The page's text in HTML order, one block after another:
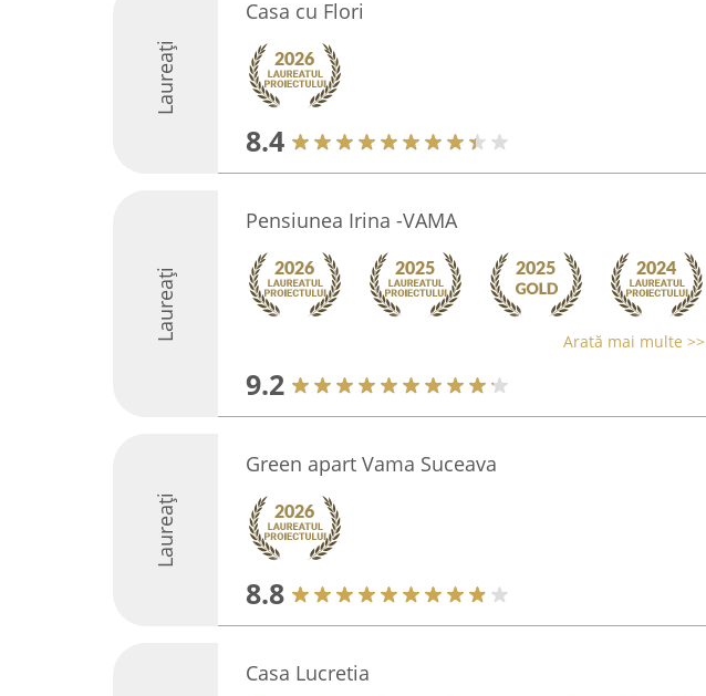
Laureați
Casa cu Flori
8.4
Laureați
Pensiunea Irina -VAMA
Arată mai multe >>
9.2
Laureați
Green apart Vama Suceava
8.8
Casa Lucretia